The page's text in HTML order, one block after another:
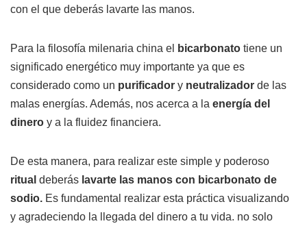
con el que deberás lavarte las manos.
Para la filosofía milenaria china el bicarbonato tiene un
significado energético muy importante ya que es
considerado como un purificador y neutralizador de las
malas energías. Además, nos acerca a la energía del
dinero y a la fluidez financiera.
De esta manera, para realizar este simple y poderoso
ritual deberás lavarte las manos con bicarbonato de
sodio. Es fundamental realizar esta práctica visualizando
y agradeciendo la llegada del dinero a tu vida. no solo